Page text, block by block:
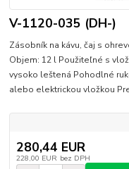
V-1120-035 (DH-)
Zásobník na kávu, čaj s
Objem: 12 l Použiteľné s
vysoko leštená Pohodlné
alebo elektrickou vložkou
280,44 EUR
228,00 EUR bez DPH